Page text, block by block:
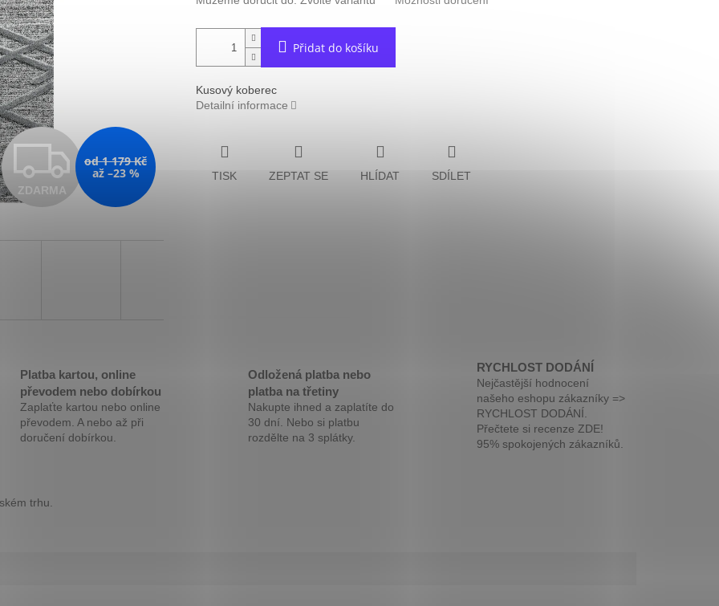
Z
D
M
A
ZDARMA
od 1 179 Kč
až –23 %
Přidat do košíku
Kusový koberec
Detailní informace
TISK ZEPTAT SE HLÍDAT SDÍLET
Platba kartou, online
převodem nebo dobírkou
Zaplaťte kartou nebo online
převodem. A nebo až při
doručení dobírkou.
Odložená platba nebo
platba na třetiny
Nakupte ihned a zaplatíte do
30 dní. Nebo si platbu
rozdělte na 3 splátky.
RYCHLOST DODÁNÍ
Nejčastější hodnocení
našeho eshopu zákazníky =>
RYCHLOST DODÁNÍ.
Přečtete si recenze ZDE!
95% spokojených zákazníků.
trhu.